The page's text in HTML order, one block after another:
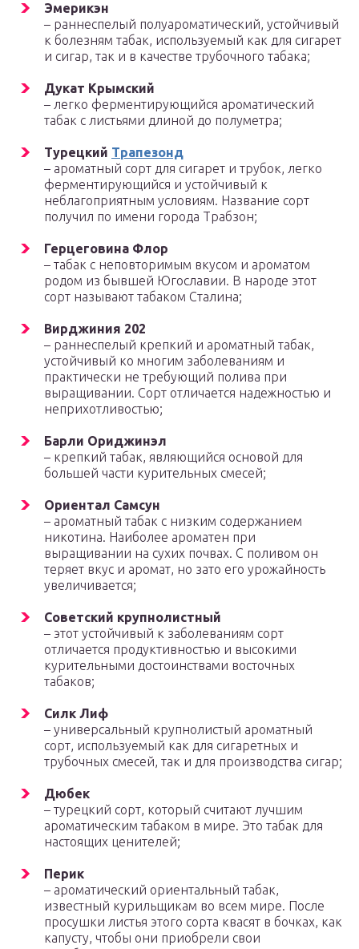
Эмерикэн
– раннеспелый полуароматический, устойчивый
к болезням табак, используемый как для сигарет
и сигар, так и в качестве трубочного табака;
Дукат Крымский
– легко ферментирующийся ароматический
табак с листьями длиной до полуметра;
Турецкий Трапезонд
– ароматный сорт для сигарет и трубок, легко
ферментирующийся и устойчивый к
неблагоприятным условиям. Название сорт
получил по имени города Трабзон;
Герцеговина Флор
– табак с неповторимым вкусом и ароматом
родом из бывшей Югославии. В народе этот
сорт называют табаком Сталина;
Вирджиния 202
– раннеспелый крепкий и ароматный табак,
устойчивый ко многим заболеваниям и
практически не требующий полива при
выращивании. Сорт отличается надежностью и
неприхотливостью;
Барли Ориджинэл
– крепкий табак, являющийся основой для
большей части курительных смесей;
Ориентал Самсун
– ароматный табак с низким содержанием
никотина. Наиболее ароматен при
выращивании на сухих почвах. С поливом он
теряет вкус и аромат, но зато его урожайность
увеличивается;
Советский крупнолистный
– этот устойчивый к заболеваниям сорт
отличается продуктивностью и высокими
курительными достоинствами восточных
табаков;
Силк Лиф
– универсальный крупнолистый ароматный
сорт, используемый как для сигаретных и
трубочных смесей, так и для производства сигар;
Дюбек
– турецкий сорт, который считают лучшим
ароматическим табаком в мире. Это табак для
настоящих ценителей;
Перик
– ароматический ориентальный табак,
известный курильщикам во всем мире. После
просушки листья этого сорта квасят в бочках, как
капусту, чтобы они приобрели свои